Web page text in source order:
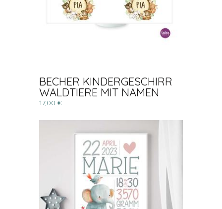
BECHER KINDERGESCHIRR
WALDTIERE MIT NAMEN
17,00 €